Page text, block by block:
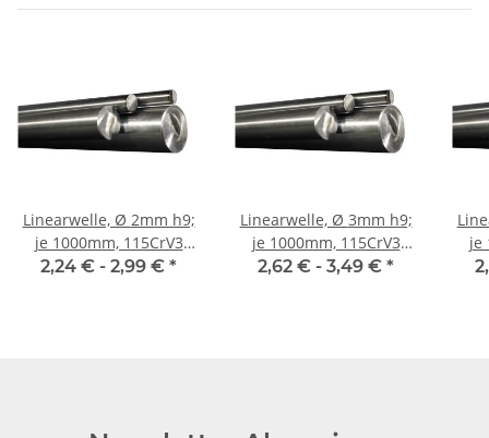
Linearwelle, Ø 2mm h9;
je 1000mm, 115CrV3
geschliffen und poliert
2,24 € - 2,99 € *
Linearwelle, Ø 3mm h9;
je 1000mm, 115CrV3
geschliffen und poliert
2,62 € - 3,49 € *
je